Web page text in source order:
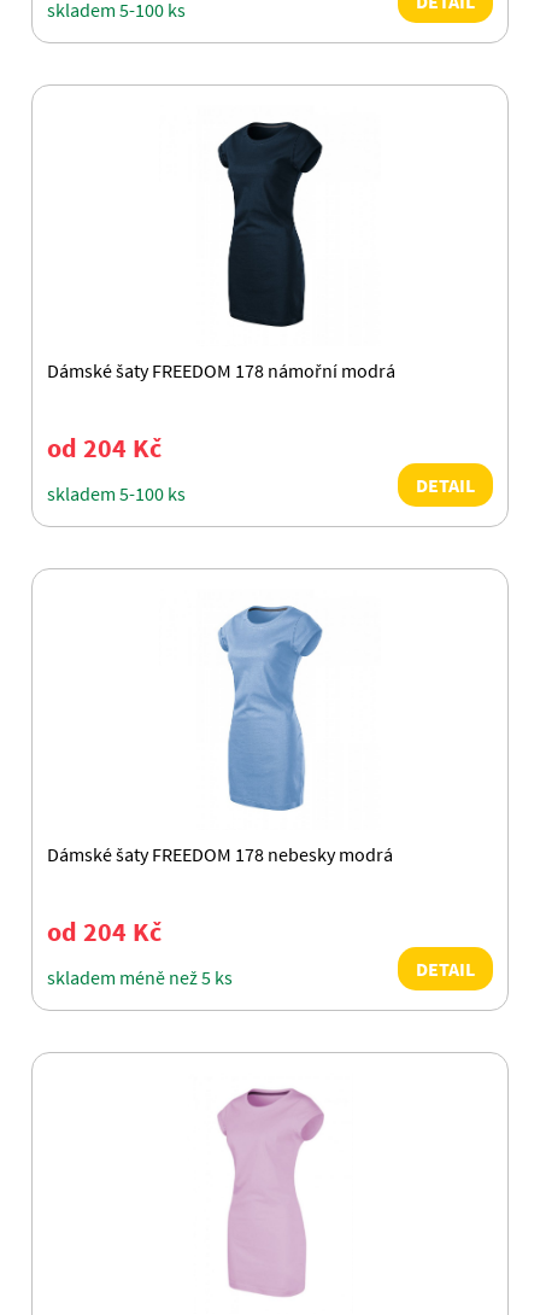
skladem 5-100 ks
Dámské šaty FREEDOM 178 námořní modrá
od 204 Kč
skladem 5-100 ks DETAIL
Dámské šaty FREEDOM 178 nebesky modrá
od 204 Kč
skladem méně než 5 ks DETAIL